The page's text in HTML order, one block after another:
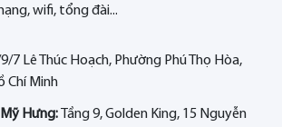
wifi, tổng đài...
7 Lê Thúc Hoạch, Phường Phú Thọ Hòa,
Chí Minh
Hưng:
Tầng 9, Golden King, 15 Nguyễn